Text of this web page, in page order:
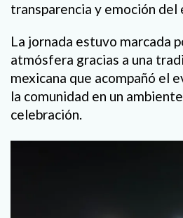
transparencia y emoción del
La jornada estuvo marcada
atmósfera gracias a una
mexicana que acompañó el
la comunidad en un
celebración.